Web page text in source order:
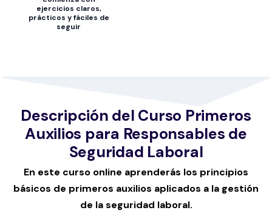
ejercicios claros,
prácticos y fáciles de
seguir
Descripción del Curso Primeros
Auxilios para Responsables de
Seguridad Laboral
En este curso online aprenderás los principios
básicos de primeros auxilios aplicados a la gestión
de la seguridad laboral.